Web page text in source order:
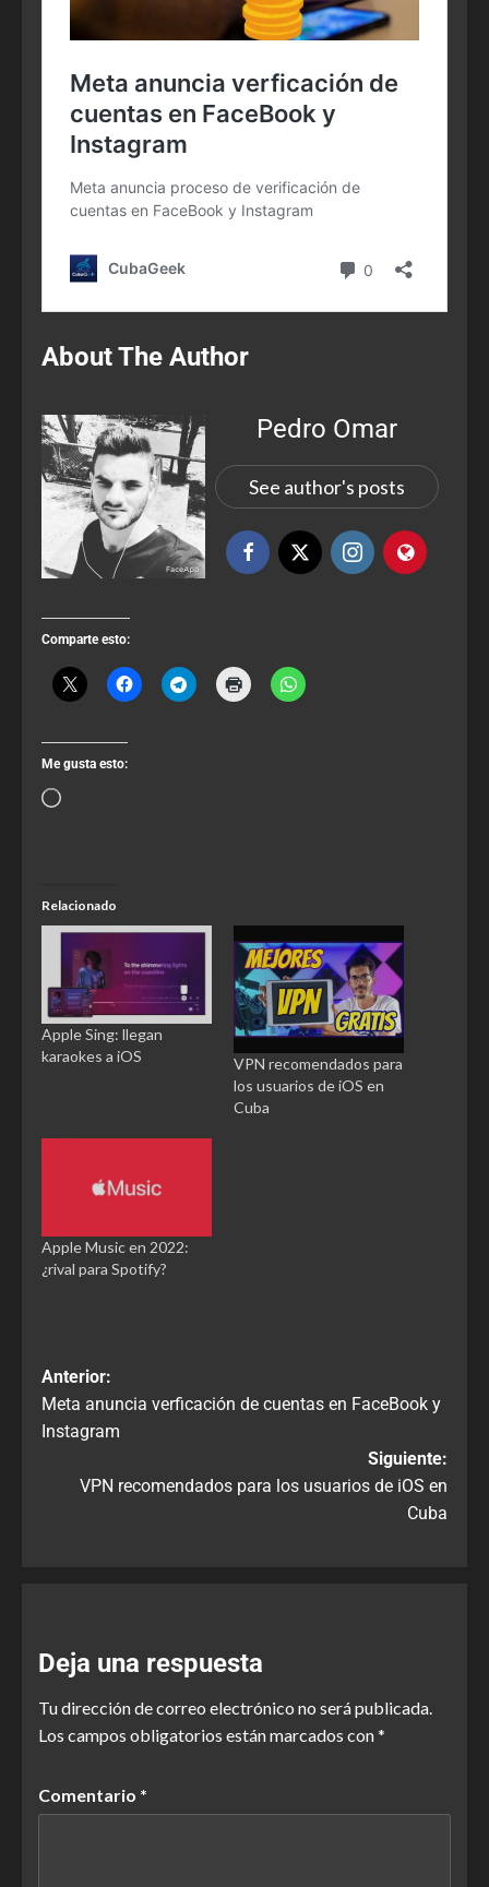
About The Author
Pedro Omar
See author's posts
Comparte esto:
Me gusta esto:
Relacionado
Apple Sing: llegan
karaokes a iOS
VPN recomendados para
los usuarios de iOS en
Cuba
Apple Music en 2022:
¿rival para Spotify?
Anterior:
Meta anuncia verficación de cuentas en FaceBook y
Instagram
Siguiente:
VPN recomendados para los usuarios de iOS en
Cuba
Deja una respuesta
Tu dirección de correo electrónico no será publicada.
Los campos obligatorios están marcados con*
Comentario *